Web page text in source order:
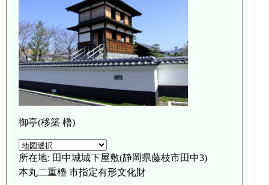
御亭(移築 櫓)
所在地: 田中城城下屋敷(静岡県藤枝市田中3)
本丸二重櫓 市指定有形文化財